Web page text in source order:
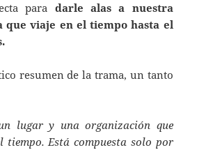
para darle alas a nuestra
que viaje en el tiempo hasta el
resumen de la trama, un tanto
lugar y una organización que
tiempo. Está compuesta solo por